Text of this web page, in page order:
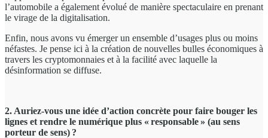
l’automobile a également évolué de manière spectaculaire en prenant
le virage de la digitalisation.
Enfin, nous avons vu émerger un ensemble d’usages plus ou moins
néfastes. Je pense ici à la création de nouvelles bulles économiques à
travers les cryptomonnaies et à la facilité avec laquelle la
désinformation se diffuse.
2. Auriez-vous une idée d’action concrète pour faire bouger les
lignes et rendre le numérique plus « responsable » (au sens
porteur de sens) ?